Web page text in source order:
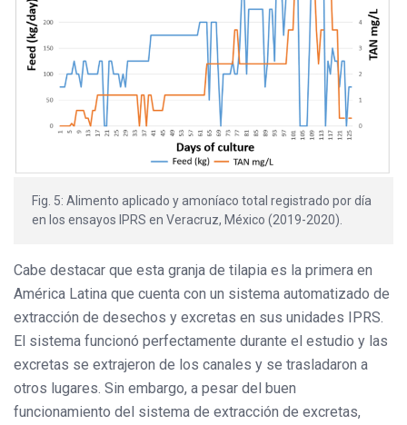
Fig. 5: Alimento aplicado y amoníaco total registrado por día
en los ensayos IPRS en Veracruz, México (2019-2020).
Cabe destacar que esta granja de tilapia es la primera en
América Latina que cuenta con un sistema automatizado de
extracción de desechos y excretas en sus unidades IPRS.
El sistema funcionó perfectamente durante el estudio y las
excretas se extrajeron de los canales y se trasladaron a
otros lugares. Sin embargo, a pesar del buen
funcionamiento del sistema de extracción de excretas,